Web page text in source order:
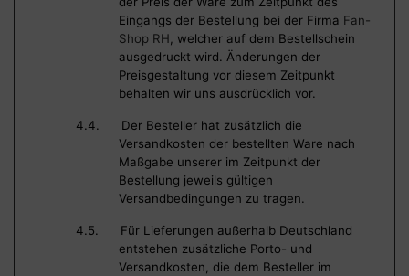
Eingangs der Bestellung bei der Firma Fan-
Shop RH , welcher auf dem Bestellschein
ausgedruckt wird. Änderungen der
Preisgestaltung vor diesem Zeitpunkt
behalten wir uns ausdrücklich vor.
4.4. Der Besteller hat zusätzlich die
Versandkosten der bestellten Ware nach
Maßgabe unserer im Zeitpunkt der
Bestellung jeweils gültigen
Versandbedingungen zu tragen.
4.5. Für Lieferungen außerhalb Deutschland
entstehen zusätzliche Porto- und
Versandkosten, die dem Besteller im